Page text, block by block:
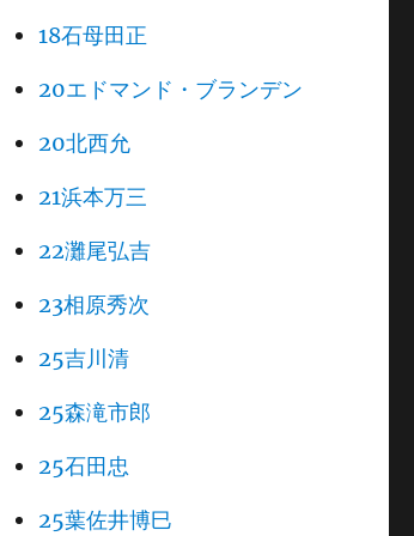
18石母田正
20エドマンド・ブランデン
20北西允
21浜本万三
22灘尾弘吉
23相原秀次
25吉川清
25森滝市郎
25石田忠
25葉佐井博巳